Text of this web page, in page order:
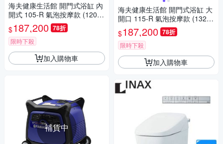
海夫健康生活館 開門式浴缸 內
開式 105-R 氣泡按摩款 (120*7
8*90cm)
$187,200 78折
限時下殺
加入購物車
補貨中
海夫健康生活館 開門式浴缸 大
開口 115-R 氣泡按摩款 (132*7
40*112cm)
$187,200 78折
限時下殺
加入購物車